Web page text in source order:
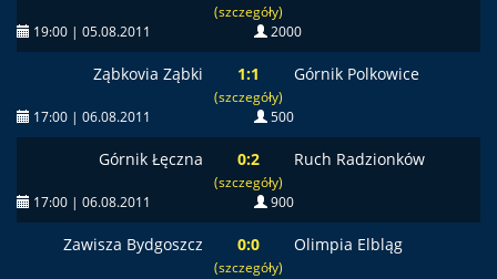
(szczegóły)
19:00 | 05.08.2011 2000
Ząbkovia Ząbki 1:1
(szczegóły)
Górnik Polkowice
17:00 | 06.08.2011 500
Górnik Łęczna 0:2
(szczegóły)
Ruch Radzionków
17:00 | 06.08.2011 900
Zawisza Bydgoszcz 0:0
(szczegóły)
Olimpia Elbląg